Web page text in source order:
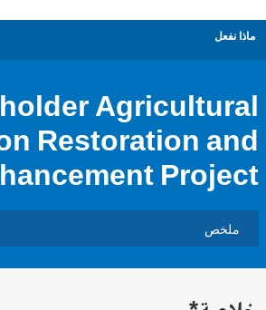
Restoration
Enhancement